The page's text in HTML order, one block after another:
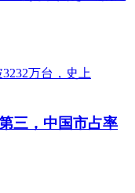
三，中国市占率